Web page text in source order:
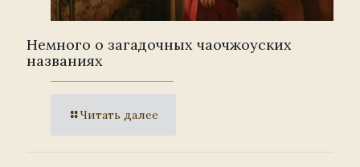
Немного о загадочных чаочжоуских
названиях
Читать далее